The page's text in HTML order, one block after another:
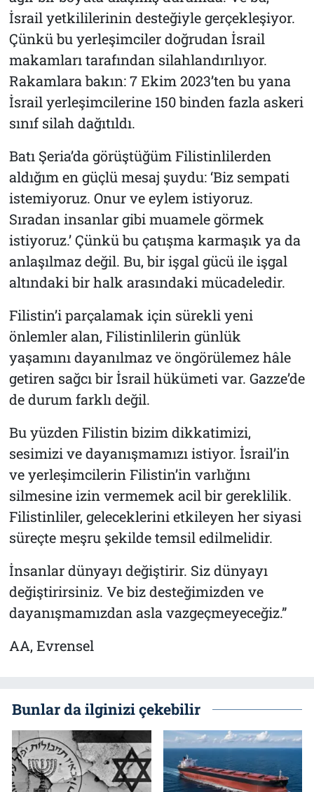
İsrail yetkililerinin desteğiyle gerçekleşiyor.
Çünkü bu yerleşimciler doğrudan İsrail
makamları tarafından silahlandırılıyor.
Rakamlara bakın: 7 Ekim 2023’ten bu yana
İsrail yerleşimcilerine 150 binden fazla askeri
sınıf silah dağıtıldı.
Batı Şeria’da görüştüğüm Filistinlilerden
aldığım en güçlü mesaj şuydu: ‘Biz sempati
istemiyoruz. Onur ve eylem istiyoruz.
Sıradan insanlar gibi muamele görmek
istiyoruz.’ Çünkü bu çatışma karmaşık ya da
anlaşılmaz değil. Bu, bir işgal gücü ile işgal
altındaki bir halk arasındaki mücadeledir.
Filistin’i parçalamak için sürekli yeni
önlemler alan, Filistinlilerin günlük
yaşamını dayanılmaz ve öngörülemez hâle
getiren sağcı bir İsrail hükümeti var. Gazze’de
de durum farklı değil.
Bu yüzden Filistin bizim dikkatimizi,
sesimizi ve dayanışmamızı istiyor. İsrail’in
ve yerleşimcilerin Filistin’in varlığını
silmesine izin vermemek acil bir gereklilik.
Filistinliler, geleceklerini etkileyen her siyasi
süreçte meşru şekilde temsil edilmelidir.
İnsanlar dünyayı değiştirir. Siz dünyayı
değiştirirsiniz. Ve biz desteğimizden ve
dayanışmamızdan asla vazgeçmeyeceğiz.”
AA, Evrensel
Bunlar da ilginizi çekebilir